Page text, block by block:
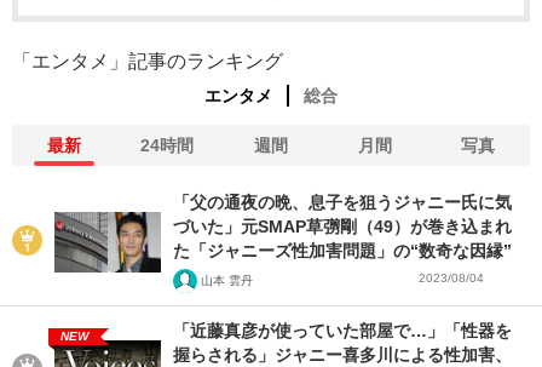
「エンタメ」記事のランキング
エンタメ 総合
最新 24時間 週間 月間 写真
「父の通夜の晩、息子を狙うジャニー氏に気
づいた」元SMAP草彅剛（49）が巻き込まれ
た「ジャニーズ性加害問題」の“数奇な因縁”
山本 雲丹 2023/08/04
NEW
「近藤真彦が使っていた部屋で…」「性器を
握らされる」ジャニー喜多川による性加害、